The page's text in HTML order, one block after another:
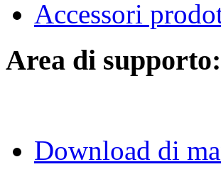
Accessori
Area di supporto:
Download di